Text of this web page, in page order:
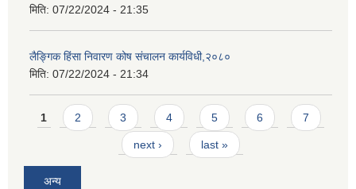
मिति: 07/22/2024 - 21:35
लैङ्गिक हिंसा निवारण कोष संचालन कार्यविधी,२०८०
मिति: 07/22/2024 - 21:34
Pages
1 2 3 4 5 6 7
next › last »
अन्य